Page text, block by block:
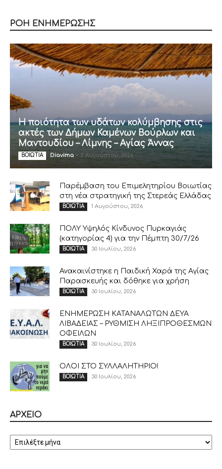
ΡΟΗ ΕΝΗΜΕΡΩΣΗΣ
Η ποιότητα των υδάτων κολύμβησης στις
ακτές των Δήμων Καμένων Βούρλων και
Μαντουδίου – Λίμνης – Αγίας Άννας
ΒΟΙΩΤΙΑ Diavima - 2 Αυγούστου, 2026
Παρέμβαση του Επιμελητηρίου Βοιωτίας
στη νέα στρατηγική της Στερεάς Ελλάδας
ΒΟΙΩΤΙΑ 1 Αυγούστου, 2026
ΠΟΛΥ Υψηλός Κίνδυνος Πυρκαγιάς
(κατηγορίας 4) για την Πέμπτη 30/7/26
ΒΟΙΩΤΙΑ 30 Ιουλίου, 2026
Ανακαινίστηκε η Παιδική Χαρά της Αγίας
Παρασκευής και δόθηκε για χρήση
ΒΟΙΩΤΙΑ 30 Ιουλίου, 2026
ΕΝΗΜΕΡΩΣΗ ΚΑΤΑΝΑΛΩΤΩΝ ΔΕΥΑ
ΛΙΒΑΔΕΙΑΣ – ΡΥΘΜΙΣΗ ΛΗΞΙΠΡΟΘΕΣΜΩΝ
ΟΦΕΙΛΩΝ
ΒΟΙΩΤΙΑ 30 Ιουλίου, 2026
ΟΛΟΙ ΣΤΟ ΣΥΛΛΑΛΗΤΗΡΙΟ!
ΒΟΙΩΤΙΑ 30 Ιουλίου, 2026
ΑΡΧΕΙΟ
ΑΡΧΕΙΟ